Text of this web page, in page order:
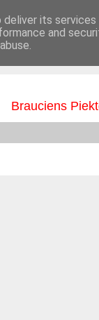
BUJ
Brauciens
its
and